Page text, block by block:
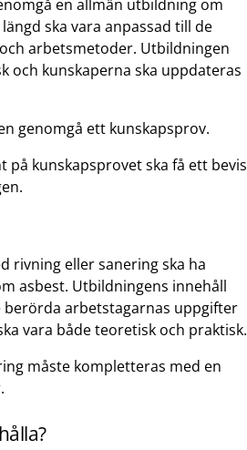
en allmän utbildning om
ska vara anpassad till de
arbetsmetoder. Utbildningen
och kunskaperna ska uppdateras
genomgå ett kunskapsprov.
kunskapsprovet ska få ett bevis
rivning eller sanering ska ha
asbest. Utbildningens innehåll
berörda arbetstagarnas uppgifter
vara både teoretisk och praktisk.
måste kompletteras med en